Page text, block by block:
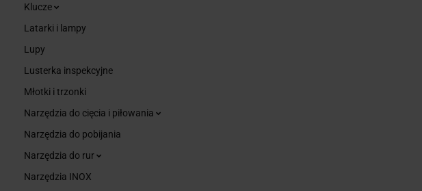
Klucze
Latarki i lampy
Lupy
Lusterka inspekcyjne
Młotki i trzonki
Narzędzia do cięcia i piłowania
Narzędzia do pobijania
Narzędzia do rur
Narzędzia INOX